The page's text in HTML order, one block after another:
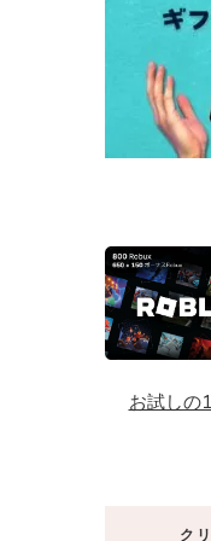
お試しの
ク